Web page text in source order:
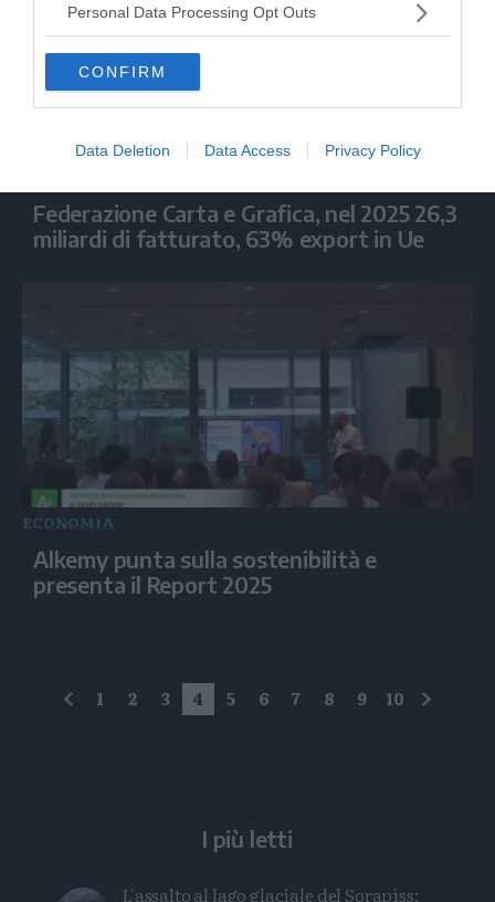
Personal Data Processing Opt Outs
CONFIRM
Data Deletion Data Access Privacy Policy
Federazione Carta e Grafica, nel 2025 26,3
miliardi di fatturato, 63% export in Ue
ECONOMIA
Alkemy punta sulla sostenibilità e
presenta il Report 2025
precedente
1 2 3 4 5 6 7 8 9 10
I più letti
L'assalto al lago glaciale del Sorapiss: